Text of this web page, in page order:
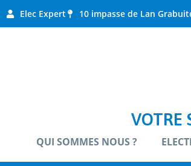
Elec Expert 10 impasse de Lan
VOTRE
QUI SOMMES NOUS ?